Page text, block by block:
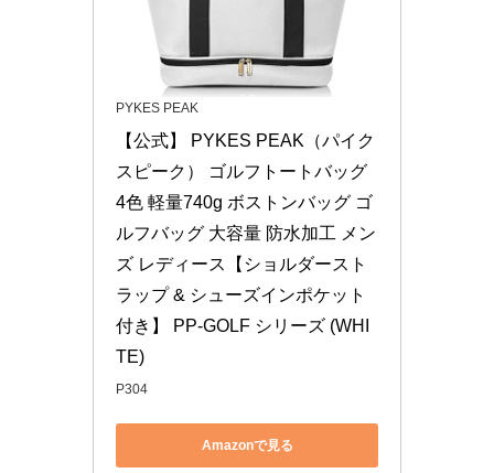
PYKES PEAK
【公式】 PYKES PEAK（パイク
スピーク） ゴルフトートバッグ
4色 軽量740g ボストンバッグ ゴ
ルフバッグ 大容量 防水加工 メン
ズ レディース【ショルダースト
ラップ & シューズインポケット
付き】 PP-GOLF シリーズ (WHI
TE)
P304
Amazonで見る